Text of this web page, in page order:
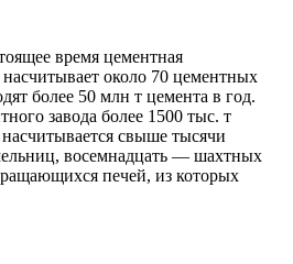
время цементная
около 70 цементных
более 50 млн т цемента в год.
завода более 1500 тыс. т
свыше тысячи
восемнадцать — шахтных
печей, из которых